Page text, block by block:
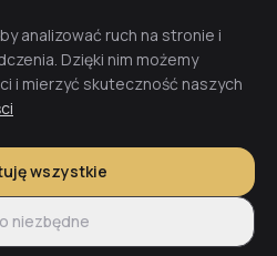
się z nami - przygotujemy
z o.o. Wszelkie prawa zastrzeżone.
analizować ruch na stronie i
Dzięki nim możemy
i mierzyć skuteczność naszych
wszystkie
niezbędne